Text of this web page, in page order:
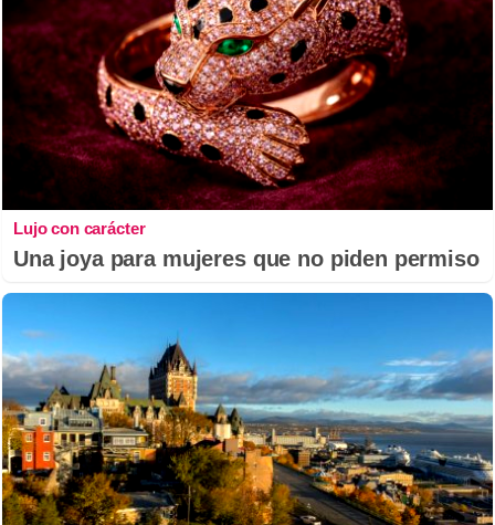
Lujo con carácter
Una joya para mujeres que no piden permiso